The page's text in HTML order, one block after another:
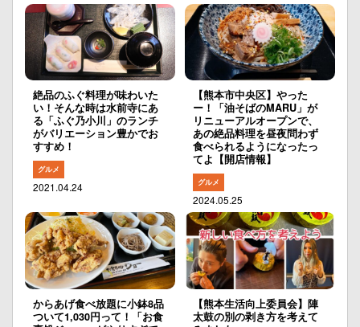
絶品のふぐ料理が味わいた
い！そんな時は水前寺にあ
る「ふぐ乃小川」のランチ
がバリエーション豊かでお
すすめ！
グルメ
2021.04.24
【熊本市中央区】やった
ー！「油そばのMARU」が
リニューアルオープンで、
あの絶品料理を昼夜問わず
食べられるようになったっ
てよ【開店情報】
グルメ
2024.05.25
からあげ食べ放題に小鉢8品
ついて1,030円って！「お食
【熊本生活向上委員会】陣
太鼓の別の剥き方を考えて